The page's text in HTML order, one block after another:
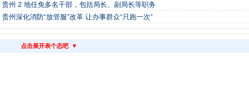
贵州 2 地任免多名干部，包括局长、副局长等职务
贵州深化消防“放管服”改革 让办事群众“只跑一次”
点击展开表个态吧 ▼